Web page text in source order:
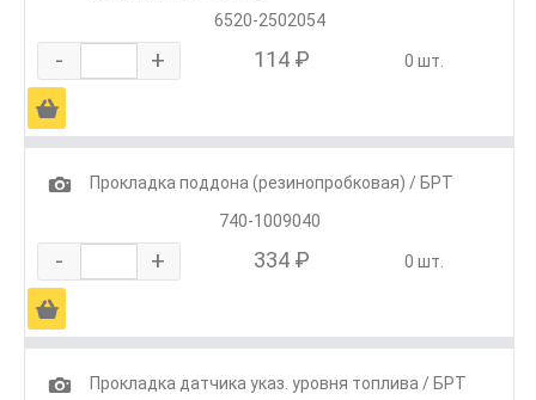
6520-2502054
- + 114 ₽ 0 шт.
Ä
1
Прокладка поддона (резинопробковая) / БРТ
740-1009040
- + 334 ₽ 0 шт.
Ä
1
Прокладка датчика указ. уровня топлива / БРТ